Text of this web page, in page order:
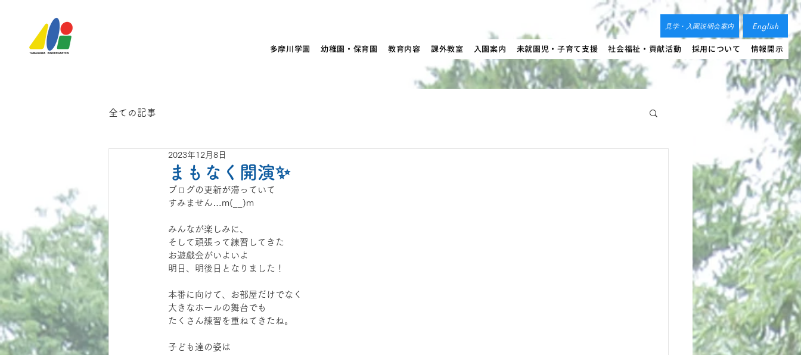
見学・入園説明会案内 English
多摩川学園 幼稚園・保育園 教育内容 課外教室 入園案内 未就園児・子育て支援 社会福祉・貢献活動 採用について 情報開示
全ての記事
まもなく開演✨
2023年12月8日
ブログの更新が滞っていて
すみません…m(__)m
みんなが楽しみに、
そして頑張って練習してきた
お遊戯会がいよいよ
明日、明後日となりました！
本番に向けて、お部屋だけでなく
大きなホールの舞台でも
たくさん練習を重ねてきたね。
子ども達の姿は